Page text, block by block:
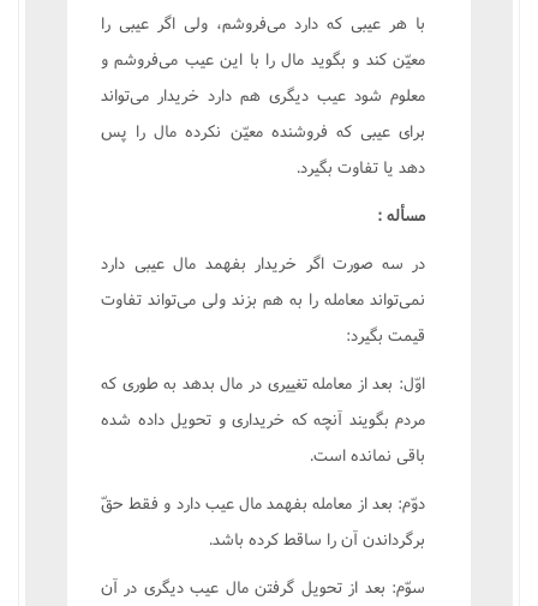
با هر عيبى که دارد مى‌فروشم، ولى اگر عيبى را
معيّن کند و بگويد مال را با اين عيب مى‌فروشم و
معلوم شود عيب ديگرى هم دارد خريدار مى‌تواند
براى عيبى که فروشنده معيّن نکرده مال را پس
دهد يا تفاوت بگيرد.
مسأله :
در سه صورت اگر خريدار بفهمد مال عيبى دارد
نمى‌تواند معامله را به هم بزند ولى مى‌تواند تفاوت
قيمت بگيرد:
اوّل: بعد از معامله تغييرى در مال بدهد به طورى که
مردم بگويند آنچه که خريدارى و تحويل داده شده
باقى نمانده است.
دوّم: بعد از معامله بفهمد مال عيب دارد و فقط حقّ
برگرداندن آن را ساقط کرده باشد.
سوّم: بعد از تحويل گرفتن مال عيب ديگرى در آن